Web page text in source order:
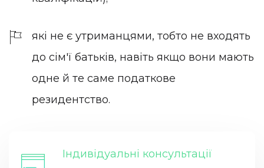
які не є утриманцями, тобто не входять
до сім'ї батьків, навіть якщо вони мають
одне й те саме податкове
резидентство.
Індивідуальні консультації